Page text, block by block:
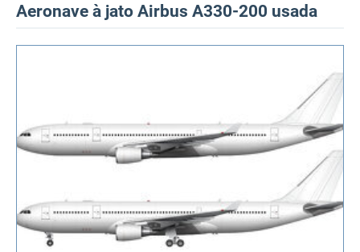
Aeronave à jato Airbus A330-200 usada